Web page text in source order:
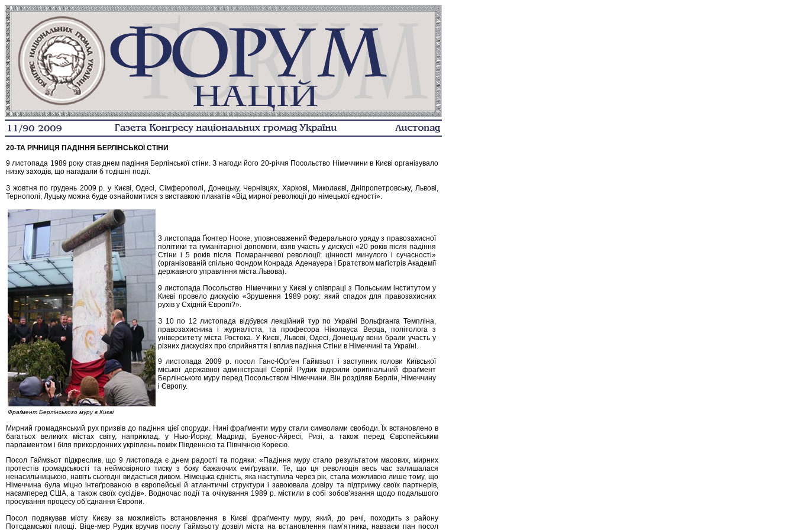
20-ТА РІЧНИЦЯ ПАДІННЯ БЕРЛІНСЬКОЇ СТІНИ
9 листопада 1989 року став днем падіння Берлінської стіни. З нагоди його 20-річчя Посольство Німеччини в Києві організувало
низку заходів, що нагадали б тодішні події.
З жовтня по грудень 2009 р. у Києві, Одесі, Сімферополі, Донецьку, Чернівцях, Харкові, Миколаєві, Дніпропетровську, Львові,
Тернополі, Луцьку можна буде ознайомитися з виставкою плакатів «Від мирної революції до німецької єдності».
3 листопада Ґюнтер Нооке, уповноважений Федерального уряду з правозахисної
політики та гуманітарної допомоги, взяв участь у дискусії «20 років після падіння
Стіни і 5 років після Помаранчевої революції: цінності минулого і сучасності»
(організованій спільно Фондом Конрада Аденауера і Братством маґістрів Академії
державного управління міста Львова).
9 листопада Посольство Німеччини у Києві у співпраці з Польським інститутом у
Києві провело дискусію «Зрушення 1989 року: який спадок для правозахисних
рухів у Східній Європі?».
З 10 по 12 листопада відбувся лекційний тур по Україні Вольфганга Темпліна,
правозахисника і журналіста, та професора Ніколауса Верца, політолога з
університету міста Ростока. У Києві, Львові, Одесі, Донецьку вони брали участь у
різних дискусіях про сприйняття і вплив падіння Стіни в Німеччині та Україні.
9 листопада 2009 р. посол Ганс-Юрґен Гаймзьот і заступник голови Київської
міської державної адміністрації Сергій Рудик відкрили оригінальний фраґмент
Берлінського муру перед Посольством Німеччини. Він розділяв Берлін, Німеччину
і Європу.
Фраґмент Берлінського муру в Києві
Мирний громадянський рух призвів до падіння цієї споруди. Нині фраґменти муру стали символами свободи. Їх встановлено в
багатьох великих містах світу, наприклад, у Нью-Йорку, Мадриді, Буенос-Айресі, Ризі, а також перед Європейським
парламентом і біля прикордонних укріплень поміж Південною та Північною Кореєю.
Посол Гаймзьот підкреслив, що 9 листопада є днем радості та подяки: «Падіння муру стало результатом масових, мирних
протестів громадськості та неймовірного тиску з боку бажаючих еміґрувати. Те, що ця революція весь час залишалася
ненасильницькою, навіть сьогодні видається дивом. Німецька єдність, яка наступила через рік, стала можливою лише тому, що
Німеччина була міцно інтеґрованою в європейські й атлантичні структури і завоювала довіру та підтримку своїх партнерів,
насамперед США, а також своїх сусідів». Водночас події та очікування 1989 р. містили в собі зобов’язання щодо подальшого
просування процесу об’єднання Європи.
Посол подякував місту Києву за можливість встановлення в Києві фраґменту муру, який, до речі, походить з району
Потсдамської площі. Віце-мер Рудик вручив послу Гаймзьоту дозвіл міста на встановлення пам’ятника, навзаєм пан посол